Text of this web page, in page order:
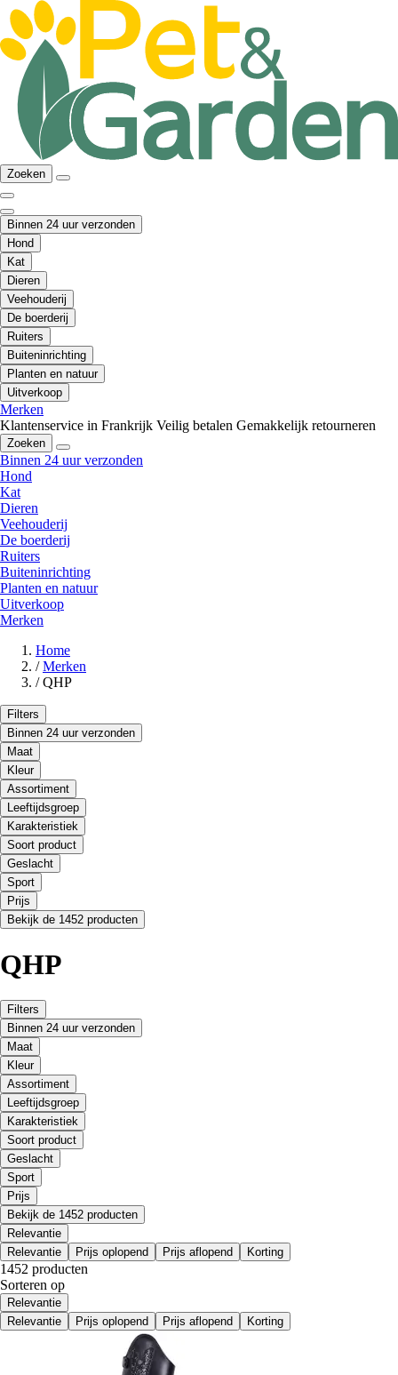
Zoeken
Binnen 24 uur verzonden
Hond
Kat
Dieren
Veehouderij
De boerderij
Ruiters
Buiteninrichting
Planten en natuur
Uitverkoop
Merken
Klantenservice in Frankrijk Veilig betalen Gemakkelijk retourneren
Zoeken
Binnen 24 uur verzonden
Hond
Kat
Dieren
Veehouderij
De boerderij
Ruiters
Buiteninrichting
Planten en natuur
Uitverkoop
Merken
Home
/ Merken
/ QHP
Filters
Binnen 24 uur verzonden
Maat
Kleur
Assortiment
Leeftijdsgroep
Karakteristiek
Soort product
Geslacht
Sport
Prijs
Bekijk de 1452 producten
QHP
Filters
Binnen 24 uur verzonden
Maat
Kleur
Assortiment
Leeftijdsgroep
Karakteristiek
Soort product
Geslacht
Sport
Prijs
Bekijk de 1452 producten
Relevantie
Relevantie
Prijs oplopend Prijs aflopend Korting
1452 producten
Sorteren op
Relevantie
Relevantie
Prijs oplopend Prijs aflopend Korting